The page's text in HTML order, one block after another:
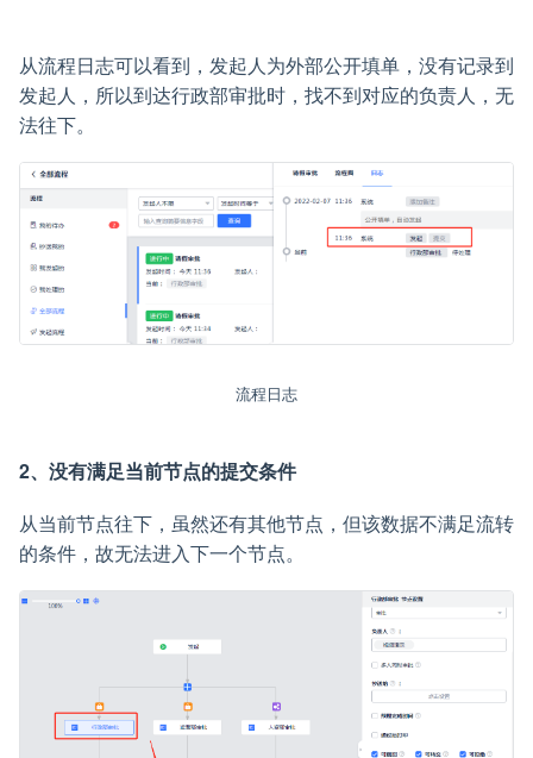
从流程日志可以看到，发起人为外部公开填单，没有记录到
发起人，所以到达行政部审批时，找不到对应的负责人，无
法往下。
流程日志
2、没有满足当前节点的提交条件
从当前节点往下，虽然还有其他节点，但该数据不满足流转
的条件，故无法进入下一个节点。